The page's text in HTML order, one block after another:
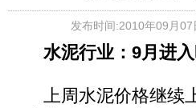
发布时间:2010年09月07
水泥行业：9月进
上周水泥价格继续上